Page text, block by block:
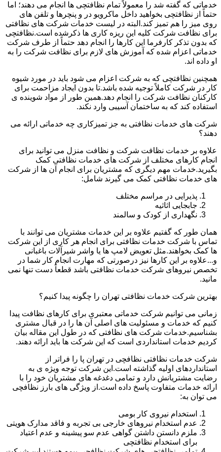
خدماتی که گفته شد را معمولاً تمام نظافتچی ها انجام می دهند؛ اما
حتماً از نظافتچی بخواهید داخل ماکرویو در و پنچرها و تلفن های
روی میز را هم تمیز کند.البته در لیست خدمات شرکت های نظافتی
برای نظافت شرکت کلیه این ریزه کاری ها ذکرشده است.نظافتچی
که بدون تذکر کارفرما این کارها را انجام دهد حتماً از طرف شرکت
خدماتی اعزام شده که آموزش های لازم برای نظافت شرکت را به
او داده اند.
همچنین نظافتچی که به شرکت اعزام می شود باید در مورد شیوه
کار در شرکت کاملاً توجیه شده باشد.تا بدون ایجاد مزاحمت برای
کارکنان نظافت شرکت را انجام دهد.همین طور از مواد شوینده ی
استفاده کند که به ساختمان آسیبی وارد نکند.
شرکت های خدمات نظافتی به جز تمیزکاری چه خدماتی ارائه می
دهند؟
علاوه بر خدمات نظافت شرکت و نظافت منزل می توانید برای
انجام کارهای مختلف از شرکت های خدمات نظافتی کمک
بگیرید.خدمات مهم دیگری که مشتریان برای انجام آن ها از شرکت
های خدمات نظافتی کمک می گیرند شامل:
پذیرایی در مراسم مختلف
جابجایی اثاثیه
نگهداری از کودک و سالمند
همان طور که گفتیم علاوه بر این خدمات مشتریان می توانند با
تماس با شرکت خدمات نظافتی برای انجام هر کاری از این شرکت
ها کمک بخواهند.مثل تعویض لامپ ها یا واشر شیرآلات باغبانی
و...علاوه بر این کارها نیز درصورتی که مهارت انجام کار شما در
تخصص نیروهای شرکت خدمات نظافتی باشد قطعاً دست تنها نمی
مانید.
بهترین شرکت خدمات نظافتی تهران را چگونه پیدا کنیم؟
زمانی می توانیم شرکت خدماتی معتبری برای کارهای نظافت پیدا
کنیم که خدمات و مسئولیت های اصلی آن ها را در قبال مشتری
بشناسیم.خدمات شرکت های نظافتی که در طول این مقاله بیان
کردیم خدمات استانداردی است که این شرکت ها باید ارائه دهند.
شرکت خدمات نظافتی نظافچی در تهران پا را فراتر از
استانداردهای اولیه گذاشته است.این شرکت توجه ویژه ی به
رضایت مشتریانش دارد و تمامی دغدغه های مشتریان خود را با
ارائه خدمات متفاوت پاسخ داده است.از ویژگی های بارز نظافچی
می توان به:
استخدام نیروی کار بومی
عدم استخدام نیروهای خارجی بی تجربه و فاقد مدارک هویتی
ملزم دانستن داشتن گواهی عدم سو پیشینه و عدم اعتیاد
برای استخدام نظافتچی